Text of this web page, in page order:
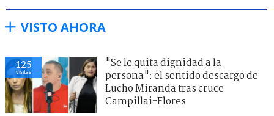
VISTO AHORA
125
visitas
"Se le quita dignidad a la
persona": el sentido descargo de
Lucho Miranda tras cruce
Campillai-Flores